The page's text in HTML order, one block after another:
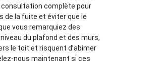
complète pour
de la fuite et éviter que le
vous remarquiez des
du plafond et des murs,
le toit et risquent d’abimer
nous maintenant si ces